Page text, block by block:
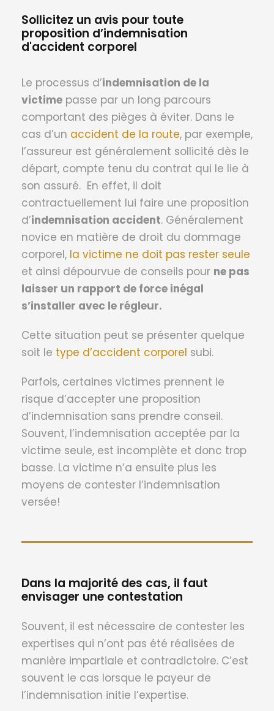
Sollicitez un avis pour toute
proposition d’indemnisation
d'accident corporel
Le processus d’indemnisation de la
victime passe par un long parcours
comportant des pièges à éviter. Dans le
cas d’un accident de la route, par exemple,
l’assureur est généralement sollicité dès le
départ, compte tenu du contrat qui le lie à
son assuré. En effet, il doit
contractuellement lui faire une proposition
d’indemnisation accident. Généralement
novice en matière de droit du dommage
corporel, la victime ne doit pas rester seule
et ainsi dépourvue de conseils pour ne pas
laisser un rapport de force inégal
s’installer avec le régleur.
Cette situation peut se présenter quelque
soit le type d’accident corporel subi.
Parfois, certaines victimes prennent le
risque d’accepter une proposition
d’indemnisation sans prendre conseil.
Souvent, l’indemnisation acceptée par la
victime seule, est incomplète et donc trop
basse. La victime n’a ensuite plus les
moyens de contester l’indemnisation
versée!
Dans la majorité des cas, il faut
envisager une contestation
Souvent, il est nécessaire de contester les
expertises qui n’ont pas été réalisées de
manière impartiale et contradictoire. C’est
souvent le cas lorsque le payeur de
l’indemnisation initie l’expertise.